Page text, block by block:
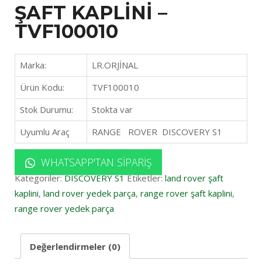
ŞAFT KAPLİNİ –
TVF100010
Marka:
LR.ORJİNAL
Ürün Kodu:
TVF100010
Stok Durumu:
Stokta var
Uyumlu Araç
RANGE ROVER DISCOVERY S1
WHATSAPP'TAN SIPARIŞ
Kategoriler:DISCOVERY S1 Etiketler: land rover şaft
kaplini, land rover yedek parça, range rover şaft kaplini,
range rover yedek parça
Değerlendirmeler (0)